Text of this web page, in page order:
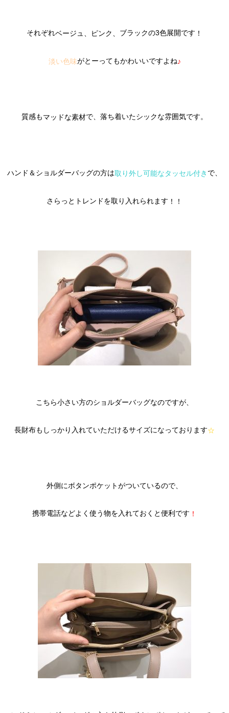
それぞれベージュ、ピンク、 ブラックの3色展開です ！
淡い色味がとーってもかわいいですよね♪
質感もマッドな素材で、落ち着いたシックな雰囲気です。
ハンド＆ショルダーバッグの方は取り外し可能なタッセル付き で、
さらっとトレンドを取り入れられます ！！
こちら小さい方のショルダーバッグなのですが、
長財布もしっかり入れていただけるサイズになっております☆
外側にボタンポケットがついているので、
携帯電話などよく使う物を入れておくと便利です ！